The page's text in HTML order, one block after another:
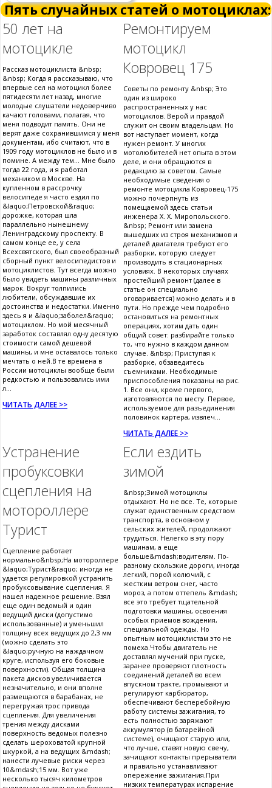
Пять случайных статей о мотоциклах:
50 лет на
мотоцикле
Рассказ мотоциклиста &nbsp;
&nbsp; Когда я рассказываю, что
впервые сел на мотоцикл более
пятидесяти лет назад, многие
молодые слушатели недоверчиво
качают головами, полагая, что
меня подводит память. Они не
верят даже сохранившимся у меня
документам, ибо считают, что в
1909 году мотоциклов не было и в
помине. А между тем... Мне было
тогда 22 года, и я работал
механиком в Москве. На
купленном в рассрочку
велосипеде я часто ездил по
&laquo;Петровской&raquo;
дорожке, которая шла
параллельно нынешнему
Ленинградскому проспекту. В
самом конце ее, у села
Всехсвятского, был своеобразный
сборный пункт велосипедистов и
мотоциклистов. Тут всегда можно
было увидеть машины различных
марок. Вокруг толпились
любители, обсуждавшие их
достоинства и недостатки. Именно
здесь я и &laquo;заболел&raquo;
мотоциклом. Но мой месячный
заработок составлял одну десятую
стоимости самой дешевой
машины, и мне оставалось только
мечтать о ней.В те времена в
России мотоциклы вообще были
редкостью и пользовались ими
л...
ЧИТАТЬ ДАЛЕЕ >>
Ремонтируем
мотоцикл
Ковровец 175
Советы по ремонту &nbsp; Это
один из широко
распространенных у нас
мотоциклов. Верой и правдой
служит он своим владельцам. Но
вот наступает момент, когда
нужен ремонт. У многих
мотолюбителей нет опыта в этом
деле, и они обращаются в
редакцию за советом. Самые
необходимые сведения о
ремонте мотоцикла Ковровец-175
можно почерпнуть из
помещаемой здесь статьи
инженера X. X. Миропольского.
&nbsp; Ремонт или замена
вышедших из строя механизмов и
деталей двигателя требуют его
разборки, которую следует
производить в стационарных
условиях. В некоторых случаях
простейший ремонт (далее в
статье он специально
оговаривается) можно делать и в
пути. Но прежде чем подробно
остановиться на ремонтных
операциях, хотим дать один
общий совет: разбирайте только
то, что нужно в каждом данном
случае. &nbsp; Приступая к
разборке, обзаведитесь
съемниками. Необходимые
приспособления показаны на рис.
1. Все они, кроме первого,
изготовляются по месту. Первое,
используемое для разъединения
половинок картера, извлеч...
ЧИТАТЬ ДАЛЕЕ >>
Устранение
пробуксовки
сцепления на
мотороллере
Турист
Сцепление работает
нормально&nbsp;На мотороллере
&laquo;Турист&raquo; иногда не
удается регулировкой устранить
пробуксовывание сцепления. Я
нашел надежное решение. Взял
еще один ведомый и один
ведущий диски (допустимо
использованные) и уменьшил
толщину всех ведущих до 2,3 мм
(можно сделать это
&laquo;ручную на наждачном
круге, используя его боковые
поверхности). Общая толщина
пакета дисков увеличивается
незначительно, и они вполне
размещаются в барабанах, не
перегружая трос привода
сцепления. Для увеличения
трения между дисками
поверхность ведомых полезно
сделать шероховатой крупной
шкуркой, а на ведущих &mdash;
нанести лучевые риски через
10&mdash;15 мм. Вот уже
несколько тысяч километров
Если ездить
зимой
&nbsp;Зимой мотоциклы
отдыхают. Но не все. Те, которые
служат единственным средством
транспорта, в основном у
сельских жителей, продолжают
трудиться. Нелегко в эту пору
машинам, а еще
больше&mdash;водителям. По-
разному скользкие дороги, иногда
легкий, порой колючий, с
жестким ветром снег, часто
мороз, а потом оттепель &mdash;
все это требует тщательной
подготовки машины, освоения
особых приемов вождения,
специальной одежды. Но
опытным мотоциклистам это не
помеха.Чтобы двигатель не
доставлял мучений при пуске,
заранее проверяют плотность
соединений деталей во всем
впускном тракте, промывают и
регулируют карбюратор,
обеспечивают бесперебойную
работу системы зажигания, то
есть полностью заряжают
аккумулятор (в батарейной
системе), очищают старую или,
что лучше, ставят новую свечу,
зачищают контакты прерывателя
и правильно устанавливают
опережение зажигания.При
низких температурах испарение